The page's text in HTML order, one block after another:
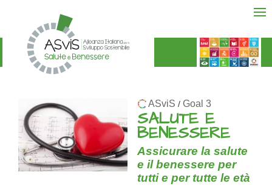
ASviS / Goal 3
SALUTE E
BENESSERE
Assicurare la salute
e il benessere per
tutti e per tutte le età